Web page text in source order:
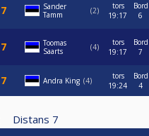
Sander
Tamm
2
tors
19:17
Bord
6
Toomas
Saarts
4
tors
19:17
Bord
7
Andra King 4
tors
19:24
Bord
4
Distans 7